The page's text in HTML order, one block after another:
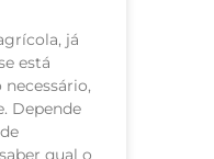
já
está
Depende
qual o